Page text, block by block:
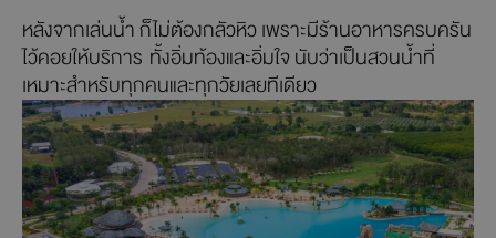
หลังจากเล่นน้ำ ก็ไม่ต้องกลัวหิว เพราะมีร้านอาหารครบครัน
ไว้คอยให้บริการ ทั้งอิ่มท้องและอิ่มใจ นับว่าเป็นสวนน้ำที่
เหมาะสำหรับทุกคนและทุกวัยเลยทีเดียว